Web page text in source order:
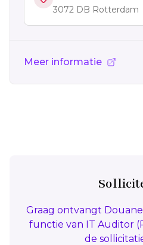
3072 DB Rotterdam
Meer informatie
Graag ontvangt
functie van IT Auditor
de